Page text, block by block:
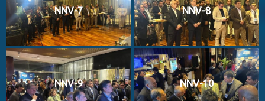
NNV-7 NNV-8
NNV-9 NNV-10